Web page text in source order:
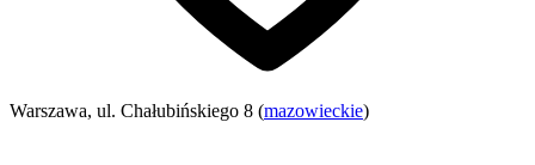
Warszawa, ul. Chałubińskiego 8 (mazowieckie)